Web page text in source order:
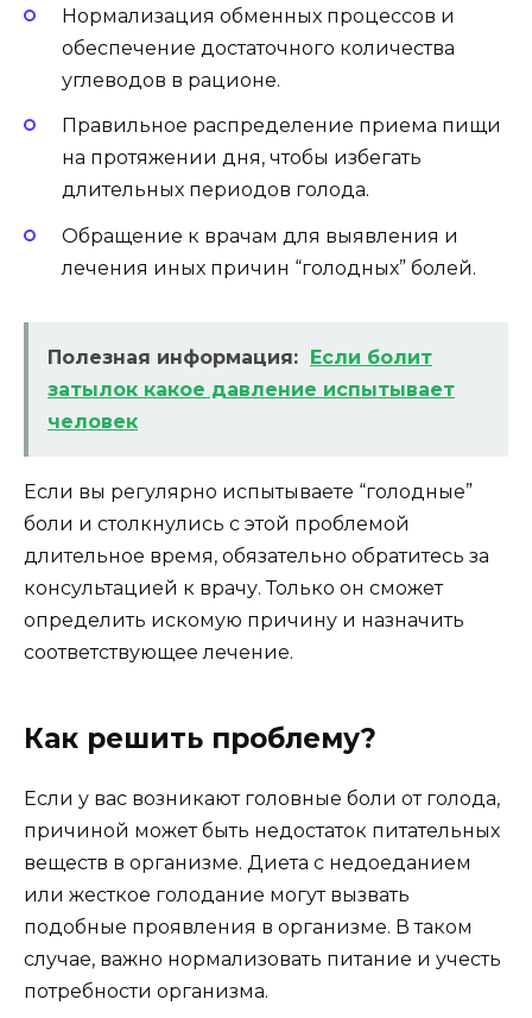
Нормализация обменных процессов и
обеспечение достаточного количества
углеводов в рационе.
Правильное распределение приема пищи
на протяжении дня, чтобы избегать
длительных периодов голода.
Обращение к врачам для выявления и
лечения иных причин “голодных” болей.
Полезная информация: Если болит
затылок какое давление испытывает
человек
Если вы регулярно испытываете “голодные”
боли и столкнулись с этой проблемой
длительное время, обязательно обратитесь за
консультацией к врачу. Только он сможет
определить искомую причину и назначить
соответствующее лечение.
Как решить проблему?
Если у вас возникают головные боли от голода,
причиной может быть недостаток питательных
веществ в организме. Диета с недоеданием
или жесткое голодание могут вызвать
подобные проявления в организме. В таком
случае, важно нормализовать питание и учесть
потребности организма.